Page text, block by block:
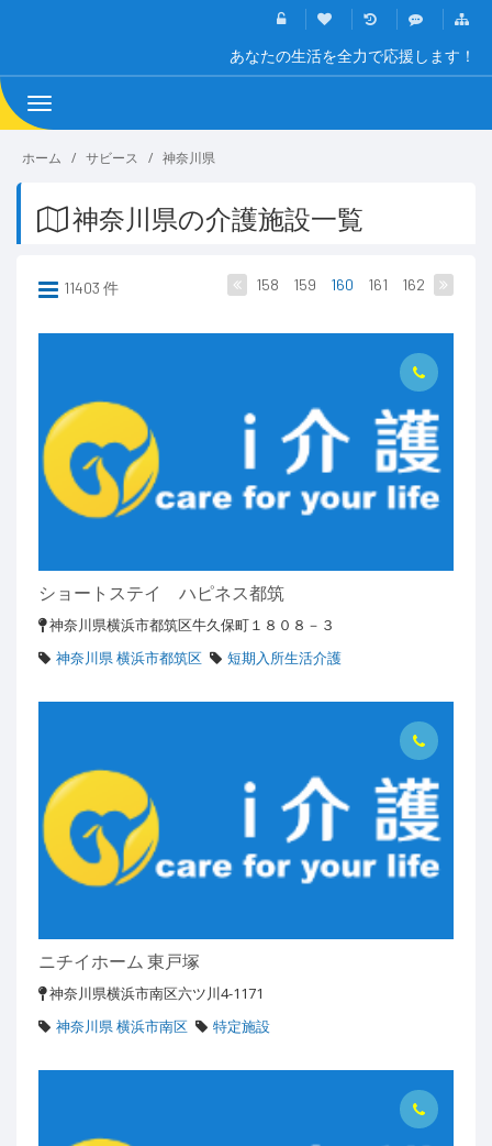
あなたの生活を全力で応援します！
Toggle
navigation
ホーム サビース 神奈川県
神奈川県の介護施設一覧
11403 件 158 159 160 161 162
ショートステイ ハピネス都筑
神奈川県横浜市都筑区牛久保町１８０８－３
神奈川県 横浜市都筑区
短期入所生活介護
ニチイホーム 東戸塚
神奈川県横浜市南区六ツ川4-1171
神奈川県 横浜市南区
特定施設